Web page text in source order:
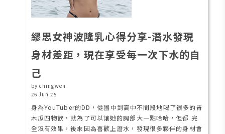
繆思女神波隆乳心得分享-潛水發現
身材差距，現在享受每一次下水的自
己
by chingwen
26 Jun 25
身為YouTuber的DD，從國中到高中不間段地喝了很多的青
木瓜四物飲，就為了可以讓她的胸部大一點哈哈，但都 完
全沒有效果，後來因為喜歡上潛水，發現很多夥伴的身材會